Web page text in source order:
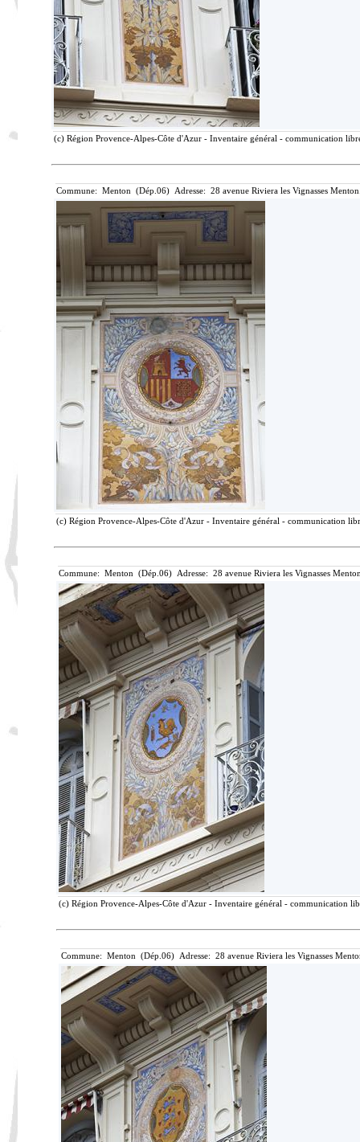
(c) Région Provence-Alpes-Côte d'Azur - Inventaire général - communication
Commune: Menton (Dép.06) Adresse: 28 avenue Riviera les Vignasses
(c) Région Provence-Alpes-Côte d'Azur - Inventaire général - communication
Commune: Menton (Dép.06) Adresse: 28 avenue Riviera les Vignasses
(c) Région Provence-Alpes-Côte d'Azur - Inventaire général - communication
Commune: Menton (Dép.06) Adresse: 28 avenue Riviera les Vignasses